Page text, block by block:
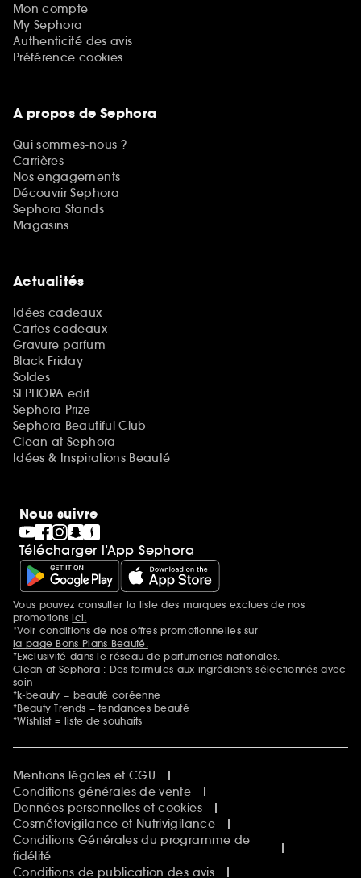
Mon compte
My Sephora
Authenticité des avis
Préférence cookies
A propos de Sephora
Qui sommes-nous ?
Carrières
Nos engagements
Découvrir Sephora
Sephora Stands
Magasins
Actualités
Idées cadeaux
Cartes cadeaux
Gravure parfum
Black Friday
Soldes
SEPHORA edit
Sephora Prize
Sephora Beautiful Club
Clean at Sephora
Idées & Inspirations Beauté
Nous suivre
Télécharger l’App Sephora
Mentions additionnelles
Vous pouvez consulter la liste des marques exclues de nos
promotionsici.
*Voir conditions de nos offres promotionnelles sur
la page Bons Plans Beauté.
*Exclusivité dans le réseau de parfumeries nationales.
Clean at Sephora : Des formules aux ingrédients sélectionnés avec
soin
*k-beauty = beauté coréenne
*Beauty Trends = tendances beauté
*Wishlist = liste de souhaits
Mentions légales et CGU
Conditions générales de vente
Données personnelles et cookies
Cosmétovigilance et Nutrivigilance
Conditions Générales du programme de
fidélité
Conditions de publication des avis